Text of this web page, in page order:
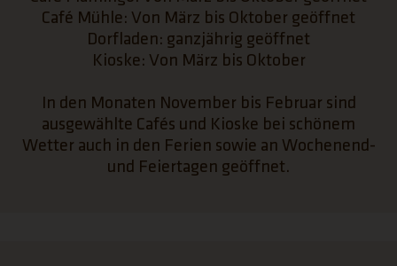
Café Mühle: Von März bis Oktober geöffnet
Dorfladen: ganzjährig geöffnet
Kioske: Von März bis Oktober
In den Monaten November bis Februar sind
ausgewählte Cafés und Kioske bei schönem
Wetter auch in den Ferien sowie an Wochenend-
und Feiertagen geöffnet.